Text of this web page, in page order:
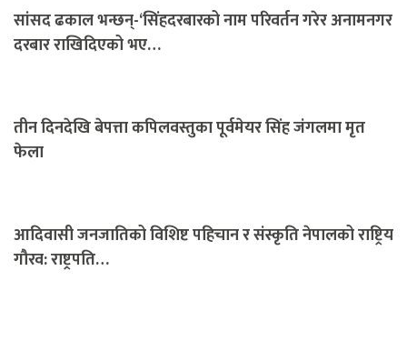
सांसद ढकाल भन्छन्-‘सिंहदरबारको नाम परिवर्तन गरेर अनामनगर
दरबार राखिदिएको भए…
तीन दिनदेखि बेपत्ता कपिलवस्तुका पूर्वमेयर सिंह जंगलमा मृत
फेला
आदिवासी जनजातिको विशिष्ट पहिचान र संस्कृति नेपालको राष्ट्रिय
गौरव: राष्ट्रपति…